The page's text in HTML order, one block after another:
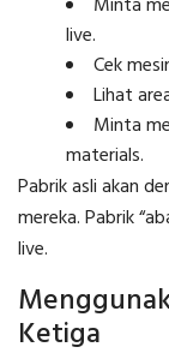
live.
Cek
Lihat
Minta
materials.
Pabrik asli akan
mereka. Pabrik
live.
Ketiga